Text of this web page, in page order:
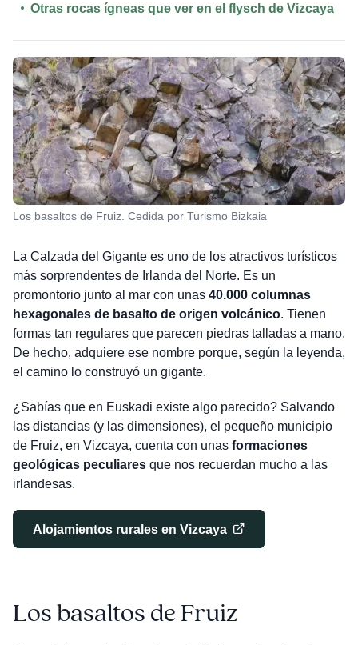
Otras rocas ígneas que ver en el flysch de Vizcaya
Los basaltos de Fruiz. Cedida por Turismo Bizkaia
La Calzada del Gigante es uno de los atractivos turísticos
más sorprendentes de Irlanda del Norte. Es un
promontorio junto al mar con unas 40.000 columnas
hexagonales de basalto de origen volcánico. Tienen
formas tan regulares que parecen piedras talladas a mano.
De hecho, adquiere ese nombre porque, según la leyenda,
el camino lo construyó un gigante.
¿Sabías que en Euskadi existe algo parecido? Salvando
las distancias (y las dimensiones), el pequeño municipio
de Fruiz, en Vizcaya, cuenta con unas formaciones
geológicas peculiaresque nos recuerdan mucho a las
irlandesas.
Alojamientos rurales en Vizcaya
Los basaltos de Fruiz